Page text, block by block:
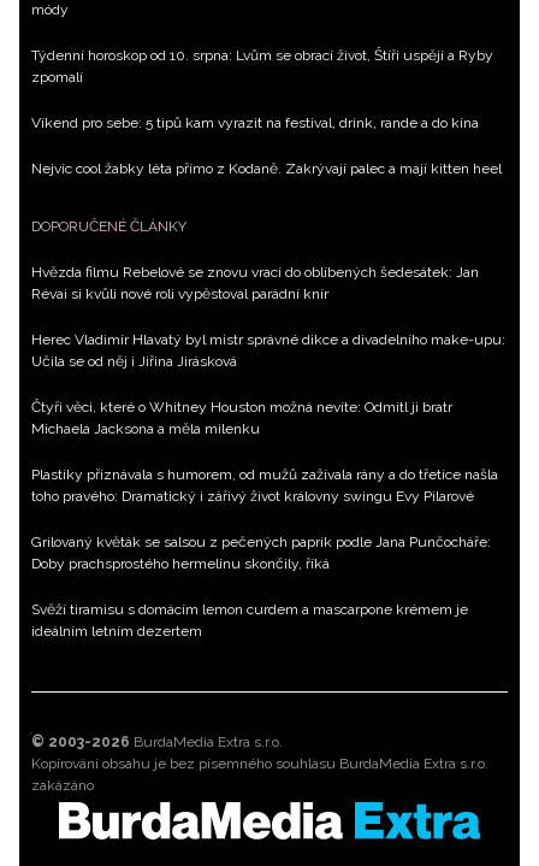
módy
Týdenní horoskop od 10. srpna: Lvům se obrací život, Štíři uspějí a Ryby
zpomalí
Víkend pro sebe: 5 tipů kam vyrazit na festival, drink, rande a do kina
Nejvíc cool žabky léta přímo z Kodaně. Zakrývají palec a mají kitten heel
DOPORUČENÉ ČLÁNKY
Hvězda filmu Rebelové se znovu vrací do oblíbených šedesátek: Jan
Révai si kvůli nové roli vypěstoval parádní knír
Herec Vladimír Hlavatý byl mistr správné dikce a divadelního make-upu:
Učila se od něj i Jiřina Jirásková
Čtyři věci, které o Whitney Houston možná nevíte: Odmítl ji bratr
Michaela Jacksona a měla milenku
Plastiky přiznávala s humorem, od mužů zažívala rány a do třetice našla
toho pravého: Dramatický i zářivý život královny swingu Evy Pilarové
Grilovaný květák se salsou z pečených paprik podle Jana Punčocháře:
Doby prachsprostého hermelínu skončily, říká
Svěží tiramisu s domácím lemon curdem a mascarpone krémem je
ideálním letním dezertem
© 2003-2026 BurdaMedia Extra s.r.o.
Kopírování obsahu je bez písemného souhlasu BurdaMedia Extra s.r.o.
zakázáno